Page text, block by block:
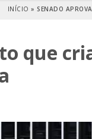
INÍCIO »SENADO
que